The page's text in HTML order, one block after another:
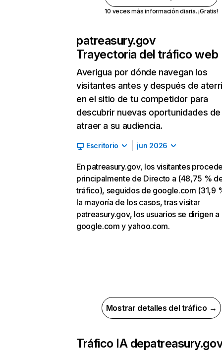
10 veces más información diaria. ¡Gratis!
patreasury.gov
Trayectoria del tráfico web
Averigua por dónde navegan los
visitantes antes y después de
en el sitio de tu competidor para
descubrir nuevas oportunidades de
atraer a su audiencia.
Escritorio jun 2026
En patreasury.gov, los visitantes
principalmente de Directo a (48,75 %
tráfico), seguidos de google.com (31,9
la mayoría de los casos, tras visitar
patreasury.gov, los usuarios se dirigen a
google.com y yahoo.com.
Mostrar detalles del tráfico →
Tráfico IA de